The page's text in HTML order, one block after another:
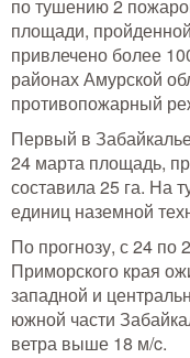
по тушению 2
площади,
привлечено более
районах Амурской
противопожарный
Первый в
24 марта площадь,
составила 25 га. На
единиц наземной
По прогнозу, с 24 по
Приморского края
западной и
южной части
ветра выше 18 м/c.